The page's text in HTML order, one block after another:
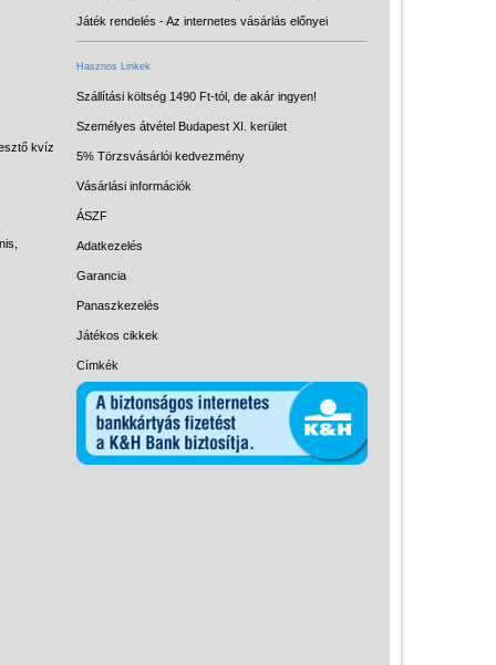
kvíz
Játék rendelés - Az internetes vásárlás előnyei
Hasznos Linkek
Szállítási költség 1490 Ft-tól, de akár ingyen!
Személyes átvétel Budapest XI. kerület
5% Törzsvásárlói kedvezmény
Vásárlási információk
ÁSZF
Adatkezelés
Garancia
Panaszkezelés
Játékos cikkek
Címkék
gyerekajándékok
LOGICO
LÜK
Papírszínház
Pixelhobby